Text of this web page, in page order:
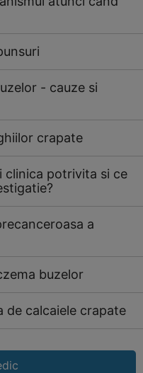
- cauze si
crapate
clinica potrivita si ce
a
buzelor
de calcaiele crapate